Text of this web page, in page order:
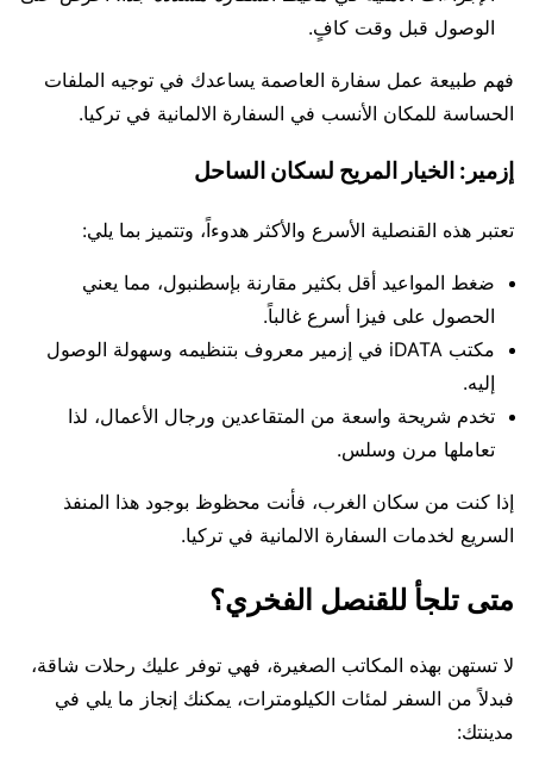
الوصول قبل وقت كافٍ.
فهم طبيعة عمل سفارة العاصمة يساعدك في توجيه الملفات
الحساسة للمكان الأنسب في السفارة الالمانية في تركيا.
إزمير: الخيار المريح لسكان الساحل
تعتبر هذه القنصلية الأسرع والأكثر هدوءاً، وتتميز بما يلي:
ضغط المواعيد أقل بكثير مقارنة بإسطنبول، مما يعني
الحصول على فيزا أسرع غالباً.
مكتب iDATA في إزمير معروف بتنظيمه وسهولة الوصول
إليه.
تخدم شريحة واسعة من المتقاعدين ورجال الأعمال، لذا
تعاملها مرن وسلس.
إذا كنت من سكان الغرب، فأنت محظوظ بوجود هذا المنفذ
السريع لخدمات السفارة الالمانية في تركيا.
متى تلجأ للقنصل الفخري؟
لا تستهن بهذه المكاتب الصغيرة، فهي توفر عليك رحلات شاقة،
فبدلاً من السفر لمئات الكيلومترات، يمكنك إنجاز ما يلي في
مدينتك: